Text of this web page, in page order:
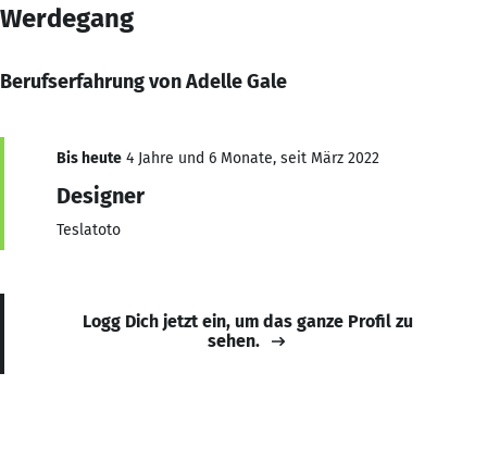
Werdegang
Berufserfahrung von Adelle Gale
Bis heute 4 Jahre und 6 Monate, seit März 2022
Designer
Teslatoto
Logg Dich jetzt ein, um das ganze Profil zu
sehen.